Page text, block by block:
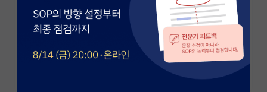
오픈랩 전체보기
PI 회원 신청
커뮤니티
김재홍
고려대학교 생명과학부
jhongkim@korea.ac.kr
http://faculty.korea.ac.kr/kufaculty/jhongkim/